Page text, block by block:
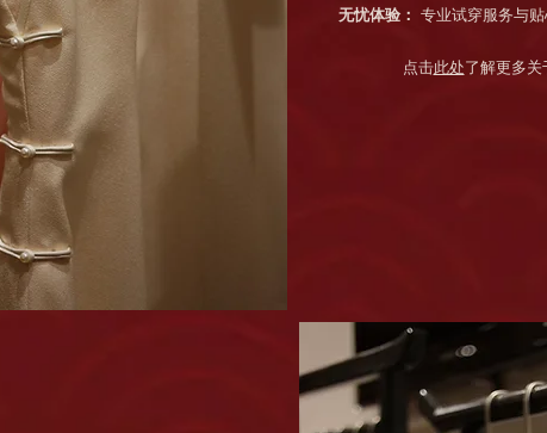
无忧体验： 专业试穿服务与
点击此处了解更多关